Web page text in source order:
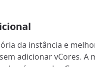
da instância e
adicionar vCores. A